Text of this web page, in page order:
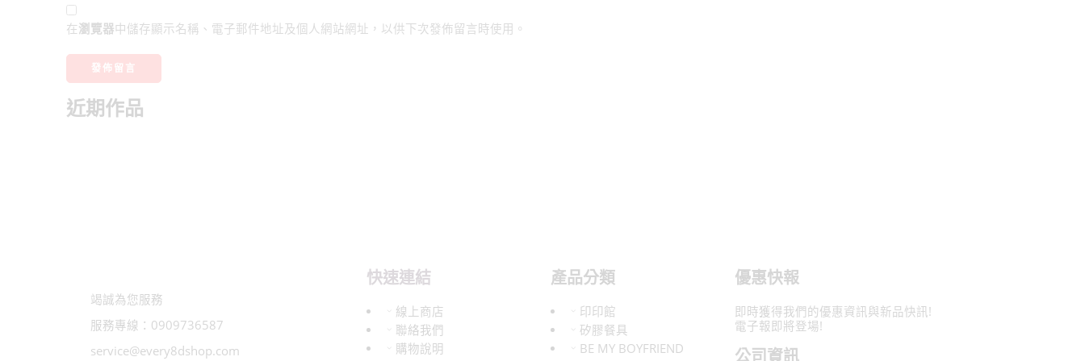
在瀏覽器中儲存顯示名稱、電子郵件地址及個人網站網址，以供下次發佈留言時使用。
近期作品
竭誠為您服務
服務專線：0909736587
service@every8dshop.com
快速連結
線上商店
聯絡我們
購物說明
產品分類
印印館
矽膠餐具
BE MY BOYFRIEND
優惠快報
即時獲得我們的優惠資訊與新品快訊!
電子報即將登場!
公司資訊